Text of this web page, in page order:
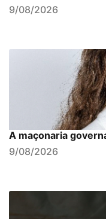
9/08/2026
A maçonaria
9/08/2026